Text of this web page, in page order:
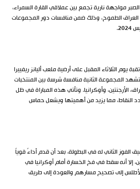
مواجهة نارية تجمع بين عملاقي القارة السمراء،
الطموح، وذلك ضمن منافسات دور المجموعات
يوم الثلاثاء المقبل على أرضية ملعب أليانز ريفييرا
المجموعة الثانية منافسة شرسة بين المنتخبات
الأرجنتين، وأوكرانيا. وتأتي هذه المباراة في ظل
النقاط، مما يزيد من أهميتها ويشعل حماس
الثاني له في البطولة، بعد أن قدم أداءً قوياً
إلا أنه سقط في فخ الخسارة أمام أوكرانيا في
إلى تصحيح مسارهم والعودة إلى طريق